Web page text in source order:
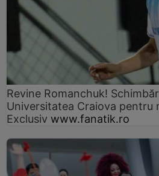
Revine Romanchuk!
Universitatea Craiova pentru
Exclusiv www.fanatik.ro